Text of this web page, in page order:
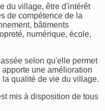
du village, être d'intérêt
de compétence de la
bâtiments
numérique, école,
selon qu'elle permet
une amélioration
qualité de vie du village.
mis à disposition de tous